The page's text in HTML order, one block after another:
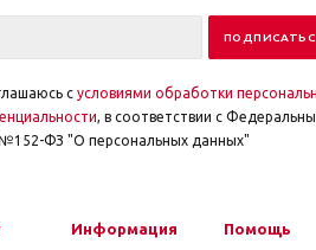
с условиями обработки
, в соответствии с
ФЗ "О персональных данных"
Информация Помощь